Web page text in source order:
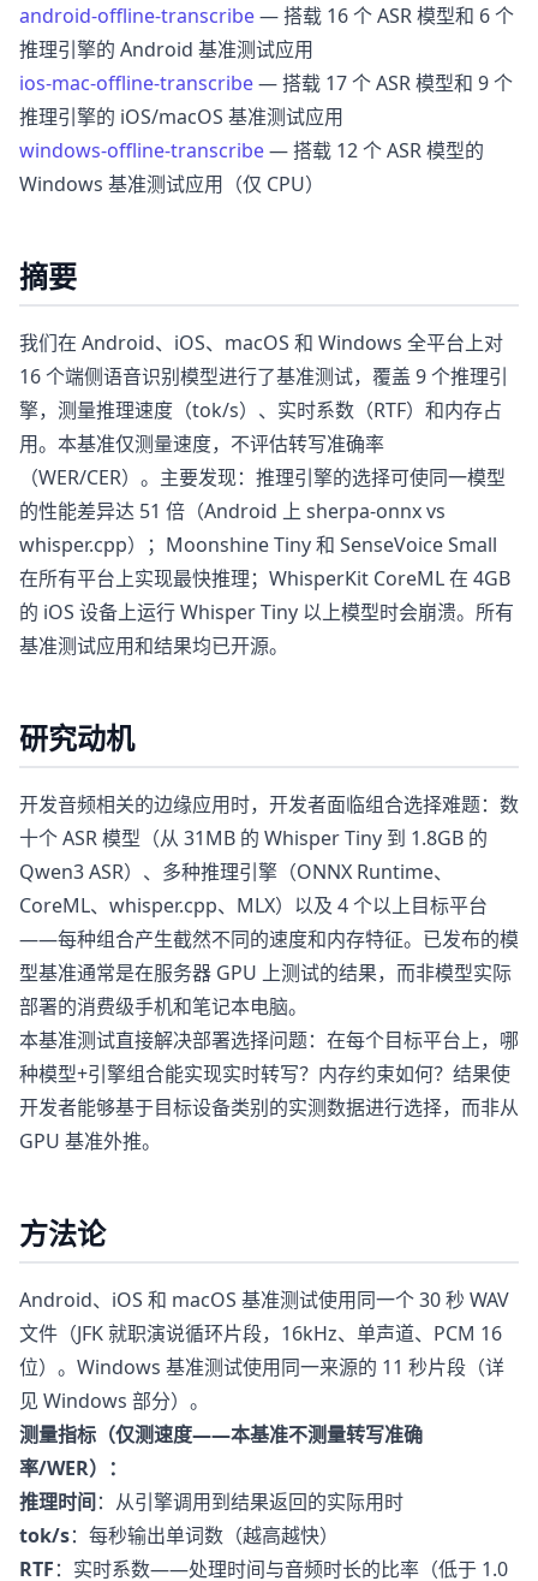
android-offline-transcribe— 搭载 16 个 ASR 模型和 6 个
推理引擎的 Android 基准测试应用
ios-mac-offline-transcribe— 搭载 17 个 ASR 模型和 9 个
推理引擎的 iOS/macOS 基准测试应用
windows-offline-transcribe— 搭载 12 个 ASR 模型的
Windows 基准测试应用（仅 CPU）
摘要
我们在 Android、iOS、macOS 和 Windows 全平台上对
16 个端侧语音识别模型进行了基准测试，覆盖 9 个推理引
擎，测量推理速度（tok/s）、实时系数（RTF）和内存占
用。本基准仅测量速度，不评估转写准确率
（WER/CER）。主要发现：推理引擎的选择可使同一模型
的性能差异达 51 倍（Android 上 sherpa-onnx vs
whisper.cpp）；Moonshine Tiny 和 SenseVoice Small
在所有平台上实现最快推理；WhisperKit CoreML 在 4GB
的 iOS 设备上运行 Whisper Tiny 以上模型时会崩溃。所有
基准测试应用和结果均已开源。
研究动机
开发音频相关的边缘应用时，开发者面临组合选择难题：数
十个 ASR 模型（从 31MB 的 Whisper Tiny 到 1.8GB 的
Qwen3 ASR）、多种推理引擎（ONNX Runtime、
CoreML、whisper.cpp、MLX）以及 4 个以上目标平台
——每种组合产生截然不同的速度和内存特征。已发布的模
型基准通常是在服务器 GPU 上测试的结果，而非模型实际
部署的消费级手机和笔记本电脑。
本基准测试直接解决部署选择问题：在每个目标平台上，哪
种模型+引擎组合能实现实时转写？内存约束如何？结果使
开发者能够基于目标设备类别的实测数据进行选择，而非从
GPU 基准外推。
方法论
Android、iOS 和 macOS 基准测试使用同一个 30 秒 WAV
文件（JFK 就职演说循环片段，16kHz、单声道、PCM 16
位）。Windows 基准测试使用同一来源的 11 秒片段（详
见 Windows 部分）。
测量指标（仅测速度——本基准不测量转写准确
率/WER）：
推理时间：从引擎调用到结果返回的实际用时
tok/s：每秒输出单词数（越高越快）
RTF：实时系数——处理时间与音频时长的比率（低于 1.0